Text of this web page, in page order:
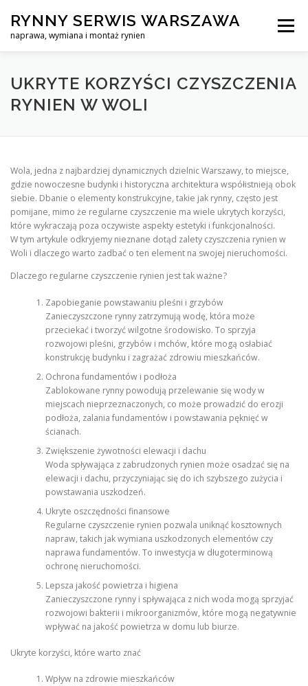
content
RYNNY SERWIS WARSZAWA
naprawa, wymiana i montaż rynien
Menu
CZYSZCZENIE PROFESJONALNA NAPRAWA, WYMIANA I
UKRYTE KORZYŚCI CZYSZCZENIA
RYNIEN W WOLI
Wola, jedna z najbardziej dynamicznych dzielnic Warszawy, to miejsce,
gdzie nowoczesne budynki i historyczna architektura współistnieją obok
siebie. Dbanie o elementy konstrukcyjne, takie jak rynny, często jest
pomijane, mimo że regularne czyszczenie ma wiele ukrytych korzyści,
które wykraczają poza oczywiste aspekty estetyki i funkcjonalności.
W tym artykule odkryjemy nieznane dotąd zalety czyszczenia rynien w
Woli i dlaczego warto zadbać o ten element na swojej nieruchomości.
Dlaczego regularne czyszczenie rynien jest tak ważne?
Zapobieganie powstawaniu pleśni i grzybów
Zanieczyszczone rynny zatrzymują wodę, która może
przeciekać i tworzyć wilgotne środowisko. To sprzyja
rozwojowi pleśni, grzybów i mchów, które mogą osłabiać
konstrukcję budynku i zagrażać zdrowiu mieszkańców.
Ochrona fundamentów i podłoża
Zablokowane rynny powodują przelewanie się wody w
miejscach nieprzeznaczonych, co może prowadzić do erozji
podłoża, zalania fundamentów i powstawania pęknięć w
ścianach.
Zwiększenie żywotności elewacji i dachu
Woda spływająca z zabrudzonych rynien może osadzać się na
elewacji i dachu, przyczyniając się do ich szybszego zużycia i
powstawania uszkodzeń.
Ukryte oszczędności finansowe
Regularne czyszczenie rynien pozwala uniknąć kosztownych
napraw, takich jak wymiana uszkodzonych elementów czy
naprawa fundamentów. To inwestycja w długoterminową
ochronę nieruchomości.
Lepsza jakość powietrza i higiena
Zanieczyszczone rynny i spływająca z nich woda mogą sprzyjać
rozwojowi bakterii i mikroorganizmów, które mogą negatywnie
wpływać na jakość powietrza w domu lub biurze.
Ukryte korzyści, które warto znać
Wpływ na zdrowie mieszkańców